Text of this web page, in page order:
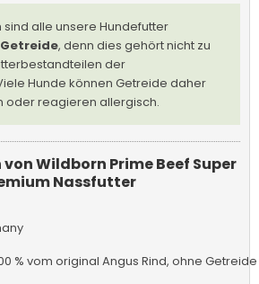
alle unsere Hundefutter
, denn dies gehört nicht zu
der
Hunde können Getreide daher
oder reagieren allergisch.
Wildborn Prime Beef Super
Nassfutter
% vom original Angus Rind, ohne Getreide